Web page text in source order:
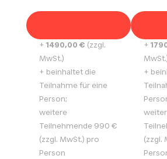
Ich möchte Member
+ 1490,00 € (zzgl.
MwSt.)
+ beinhaltet die
Teilnahme für eine
Person;
weitere
Teilnehmende 990 €
(zzgl. MwSt.) pro
Person
+
+
(zzgl.